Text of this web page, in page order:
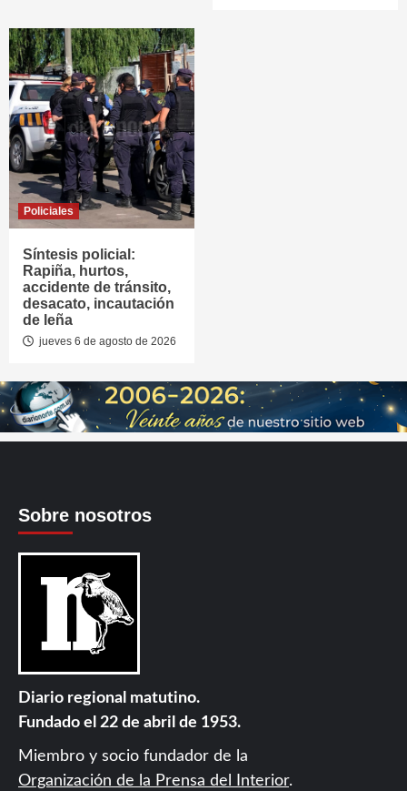
Policiales
Síntesis policial:
Rapiña, hurtos,
accidente de tránsito,
desacato, incautación
de leña
jueves 6 de agosto de 2026
Sobre nosotros
Diario regional matutino.
Fundado el 22 de abril de 1953.
Miembro y socio fundador de la
Organización de la Prensa del Interior.